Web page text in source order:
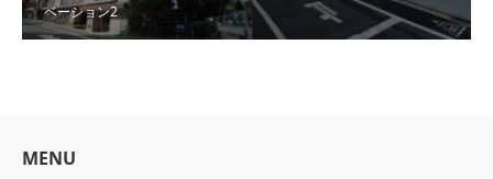
ベーション2
MENU